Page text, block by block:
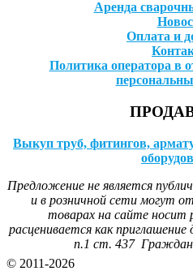
Аренда
Оплата и
Политика оператора в
Выкуп труб, фитингов,
Предложение не является
и в розничной сети могут
товарах на сайте носит
расценивается как
п.1 ст. 437
© 2011-2026